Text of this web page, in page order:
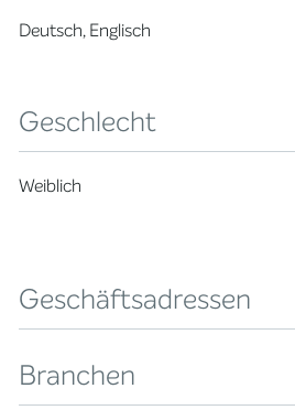
Deutsch, Englisch
Geschlecht
Weiblich
Geschäftsadressen
Branchen